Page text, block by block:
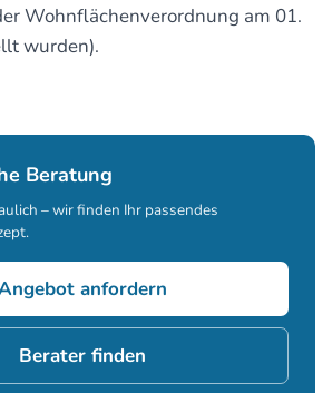
Wohnflächenverordnung am 01.
wurden).
Beratung
– wir finden Ihr passendes
anfordern
Berater finden